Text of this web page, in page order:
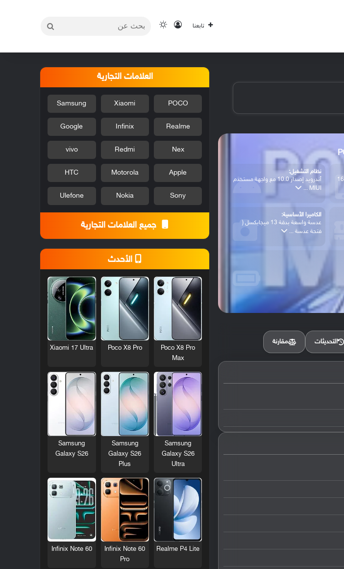
تابعنا تسجيل الدخول
الوضع المظلم
IPS LCD كابستيف تدعم اللمس , 16
نظام التشغيل:
أندرويد إصدار 10.0 مع واجهة مستخدم
MIUI ...
الكاميرا الأساسية:
عدسة واسعة بدقة 13 ميجابكسل (
فتحة عدسة ...
التحديثات مقارنة
العلامات التجارية
POCO
Xiaomi
Samsung
Realme
Infinix
Google
Nex
Redmi
vivo
Apple
Motorola
HTC
Sony
Nokia
Ulefone
جميع العلامات التجارية
الأحدث
Poco X8 Pro
Max
Poco X8 Pro
Xiaomi 17 Ultra
Samsung
Galaxy S26
Ultra
Samsung
Galaxy S26
Plus
Samsung
Galaxy S26
Realme P4 Lite
Infinix Note 60
Pro
Infinix Note 60